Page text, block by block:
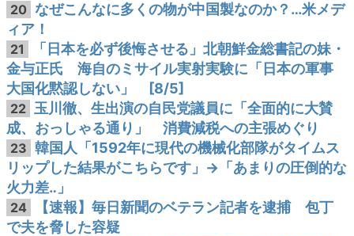
20 なぜこんなに多くの物が中国製なのか？…米メデ
ィア！
21
「日本を必ず後悔させる」北朝鮮金総書記の妹・
金与正氏 海自のミサイル実射実験に「日本の軍事
大国化黙認しない」 [8/5]
22 玉川徹、生出演の自民党議員に「全面的に大賛
成、おっしゃる通り」 消費減税への主張めぐり
23 韓国人「1592年に現代の機械化部隊がタイムス
リップした結果がこちらです」→「あまりの圧倒的な
火力差‥」
24
【速報】毎日新聞のベテラン記者を逮捕 包丁
で夫を脅した容疑